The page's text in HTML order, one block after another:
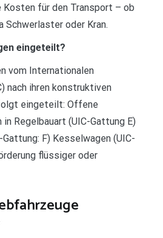
Kosten für den Transport – ob
Schwerlaster oder Kran.
eingeteilt?
vom Internationalen
nach ihren konstruktiven
eingeteilt: Offene
in Regelbauart (UIC-Gattung E)
F) Kesselwagen (UIC-
flüssiger oder